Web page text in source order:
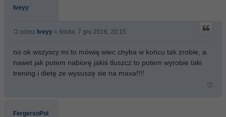
Iveyy
przez Iveyy » środa, 7 gru 2016, 20:15
no ok wszyscy mi to mówią wiec chyba w końcu tak zrobie, a
nawet jak potem nabiorę jakiś tluszcz to potem wyrobie taki
trening i dietę ze wysuszę sie na maxa!!!!
FergersoPol